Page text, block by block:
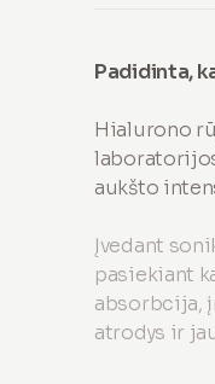
Padidinta,
Hialurono
aukšto
Įvedant
pasiekiant
absorbcija,
atrodys ir